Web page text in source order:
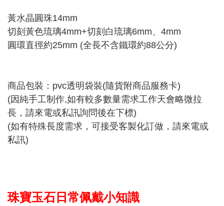
黃水晶圓珠14mm
切刻黃色琉璃4mm+切刻白琉璃6mm、4mm
圓環直徑約25mm (全長不含鐵環約88公分)
商品包裝：pvc透明袋裝(隨貨附商品服務卡)
(因純手工制作,如有較多數量需求工作天會略微拉
長， 請來電或私訊詢問後在下標)
(如有特殊長度需求，可接受客製化訂做，請來電或
私訊)
珠寶玉石日常佩戴小知識